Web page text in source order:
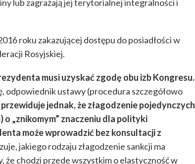
lub zagrażają jej terytorialnej integralności i
roku zakazującej dostępu do posiadłości w
Rosyjskiej.
musi uzyskać zgodę obu izb Kongresu.
odpowiednik ustawy (procedura szczegółowo
jednak, że złagodzenie pojedynczych
„znikomym” znaczeniu dla polityki
może wprowadzić bez konsultacji z
jakiego rodzaju złagodzenie sankcji ma
że chodzi przede wszystkim o elastyczność w